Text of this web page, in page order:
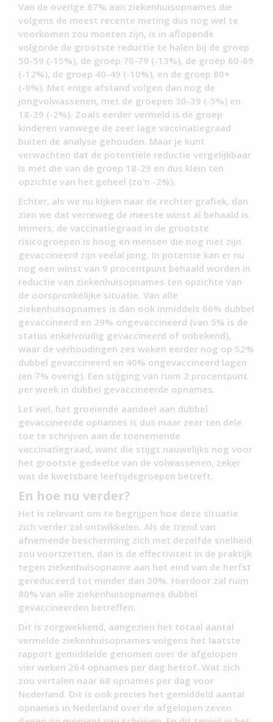
Van de overige 67% aan ziekenhuisopnames die
volgens de meest recente meting dus nog wel te
voorkomen zou moeten zijn, is in aflopende
volgorde de grootste reductie te halen bij de groep
50-59 (-15%), de groep 70-79 (-13%), de groep 60-69
(-12%), de groep 40-49 (-10%), en de groep 80+
(-9%). Met enige afstand volgen dan nog de
jongvolwassenen, met de groepen 30-39 (-5%) en
18-29 (-2%). Zoals eerder vermeld is de groep
kinderen vanwege de zeer lage vaccinatiegraad
buiten de analyse gehouden. Maar je kunt
verwachten dat de potentiële reductie vergelijkbaar
is met die van de groep 18-29 en dus klein ten
opzichte van het geheel (zo’n -2%).
Echter, als we nu kijken naar de rechter grafiek, dan
zien we dat verreweg de meeste winst al behaald is.
Immers, de vaccinatiegraad in de grootste
risicogroepen is hoog en mensen die nog niet zijn
gevaccineerd zijn veelal jong. In potentie kan er nu
nog een winst van 9 procentpunt behaald worden in
reductie van ziekenhuisopnames ten opzichte van
de oorspronkelijke situatie. Van alle
ziekenhuisopnames is dan ook inmiddels 66% dubbel
gevaccineerd en 29% ongevaccineerd (van 5% is de
status enkelvoudig gevaccineerd of onbekend),
waar de verhoudingen zes weken eerder nog op 52%
dubbel gevaccineerd en 40% ongevaccineerd lagen
(en 7% overig). Een stijging van ruim 2 procentpunt
per week in dubbel gevaccineerde opnames.
Let wel, het groeiende aandeel aan dubbel
gevaccineerde opnames is dus maar zeer ten dele
toe te schrijven aan de toenemende
vaccinatiegraad, want die stijgt nauwelijks nog voor
het grootste gedeelte van de volwassenen, zeker
wat de kwetsbare leeftijdsgroepen betreft.
En hoe nu verder?
Het is relevant om te begrijpen hoe deze situatie
zich verder zal ontwikkelen. Als de trend van
afnemende bescherming zich met dezelfde snelheid
zou voortzetten, dan is de effectiviteit in de praktijk
tegen ziekenhuisopname aan het eind van de herfst
gereduceerd tot minder dan 30%. Hierdoor zal ruim
80% van alle ziekenhuisopnames dubbel
gevaccineerden betreffen.
Dit is zorgwekkend, aangezien het totaal aantal
vermelde ziekenhuisopnames volgens het laatste
rapport gemiddelde genomen over de afgelopen
vier weken 264 opnames per dag betrof. Wat zich
zou vertalen naar 68 opnames per dag voor
Nederland. Dit is ook precies het gemiddeld aantal
opnames in Nederland over de afgelopen zeven